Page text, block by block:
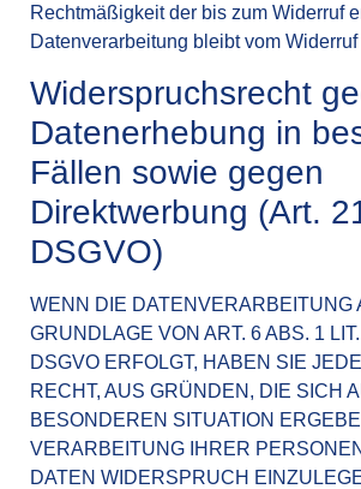
Rechtmäßigkeit der bis zum Widerruf
Datenverarbeitung bleibt vom
Widerspruchsrecht
Datenerhebung in
Fällen sowie gegen
Direktwerbung (Art.
DSGVO)
WENN DIE DATENVERARBEITUNG
GRUNDLAGE VON ART. 6 ABS. 1
DSGVO ERFOLGT, HABEN SIE
RECHT, AUS GRÜNDEN, DIE SICH
BESONDEREN SITUATION
VERARBEITUNG IHRER
DATEN WIDERSPRUCH